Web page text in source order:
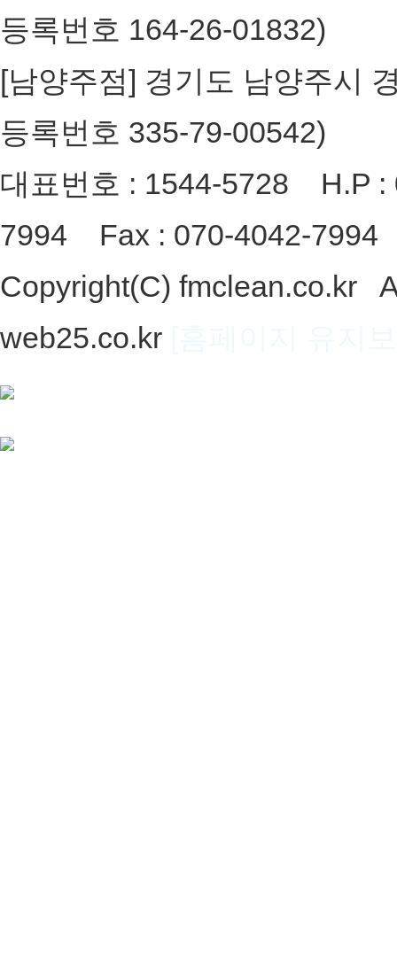
등록번호 164-26-01832)
[남양주점] 경기도 남양주시
등록번호 335-79-00542)
대표번호 : 1544-5728 H.P
7994 Fax : 070-4042-
Copyright(C) fmclean.co.kr
web25.co.kr